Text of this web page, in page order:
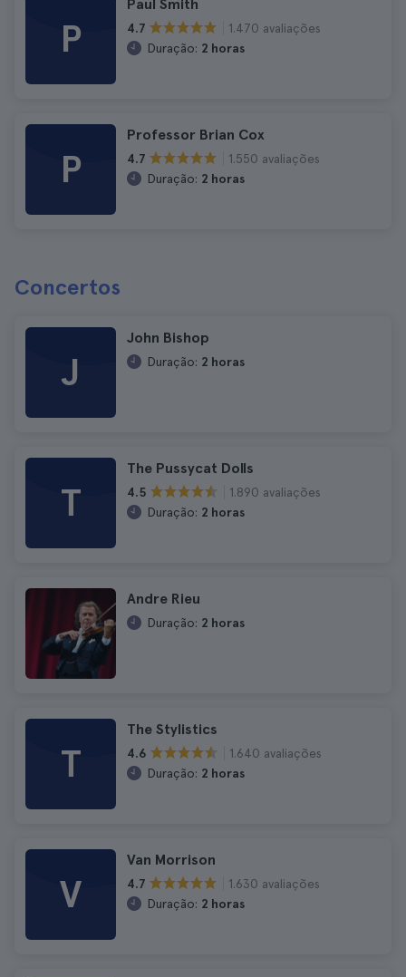
P
Paul Smith
4.7
1.470 avaliações
Duração: 2 horas
P
Professor Brian Cox
4.7
1.550 avaliações
Duração: 2 horas
Concertos
J
John Bishop
Duração: 2 horas
T
The Pussycat Dolls
4.5
1.890 avaliações
Duração: 2 horas
Andre Rieu
Duração: 2 horas
T
The Stylistics
4.6
1.640 avaliações
Duração: 2 horas
V
Van Morrison
4.7
1.630 avaliações
Duração: 2 horas